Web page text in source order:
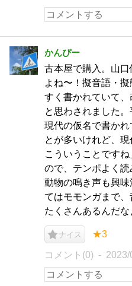
かんぴー
古本屋で購入。山
よね〜！擬音語・
すく書かれていて
と思わされました
現代の仮名で書か
とが多いけれど、
こういうことです
ので、テンポよく読
動物の鳴き声も興
てはモモンガまで
たくさんあるんだな
ナイス ★3
コメント(0) 2023/